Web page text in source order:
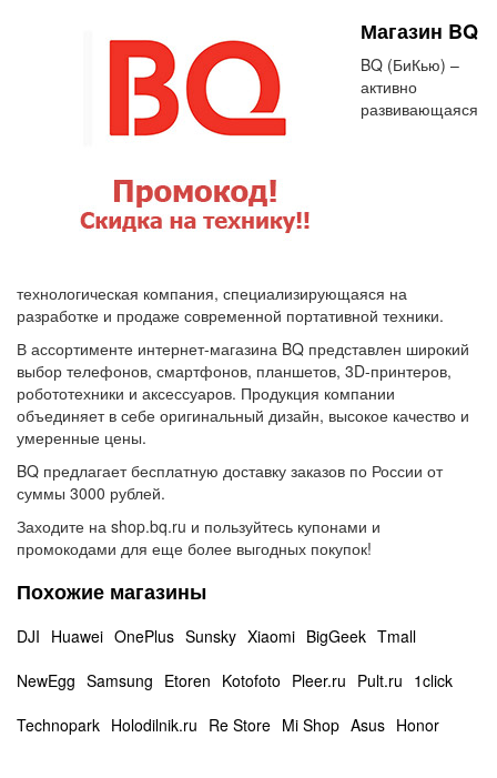
Магазин BQ
BQ (БиКью) –
активно
развивающаяся
технологическая компания, специализирующаяся на
разработке и продаже современной портативной техники.
В ассортименте интернет-магазина BQ представлен широкий
выбор телефонов, смартфонов, планшетов, 3D-принтеров,
робототехники и аксессуаров. Продукция компании
объединяет в себе оригинальный дизайн, высокое качество и
умеренные цены.
BQ предлагает бесплатную доставку заказов по России от
суммы 3000 рублей.
Заходите на shop.bq.ru и пользуйтесь купонами и
промокодами для еще более выгодных покупок!
Похожие магазины
DJI Huawei OnePlus Sunsky Xiaomi BigGeek Tmall
NewEgg Samsung Etoren Kotofoto Pleer.ru Pult.ru 1click
Technopark Holodilnik.ru Re Store Mi Shop Asus Honor